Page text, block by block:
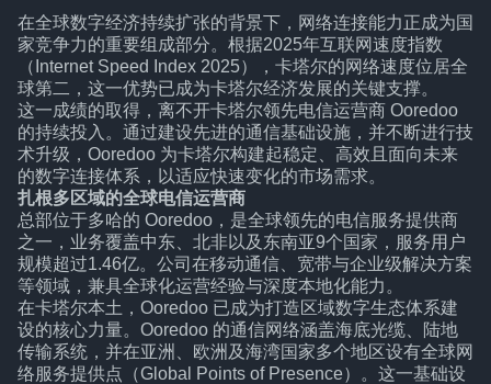
在全球数字经济持续扩张的背景下，网络连接能力正成为国
家竞争力的重要组成部分。根据2025年互联网速度指数
（Internet Speed Index 2025），卡塔尔的网络速度位居全
球第二，这一优势已成为卡塔尔经济发展的关键支撑。
这一成绩的取得，离不开卡塔尔领先电信运营商 Ooredoo
的持续投入。通过建设先进的通信基础设施，并不断进行技
术升级，Ooredoo 为卡塔尔构建起稳定、高效且面向未来
的数字连接体系，以适应快速变化的市场需求。
扎根多区域的全球电信运营商
总部位于多哈的 Ooredoo，是全球领先的电信服务提供商
之一，业务覆盖中东、北非以及东南亚9个国家，服务用户
规模超过1.46亿。公司在移动通信、宽带与企业级解决方案
等领域，兼具全球化运营经验与深度本地化能力。
在卡塔尔本土，Ooredoo 已成为打造区域数字生态体系建
设的核心力量。Ooredoo 的通信网络涵盖海底光缆、陆地
传输系统，并在亚洲、欧洲及海湾国家多个地区设有全球网
络服务提供点（Global Points of Presence）。这一基础设